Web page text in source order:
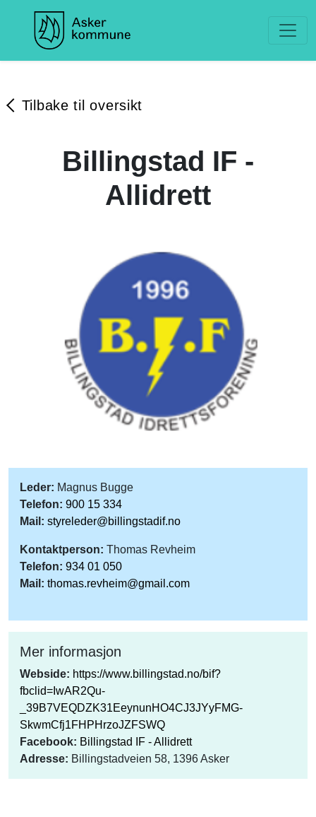
Tilbake til oversikt
Billingstad IF -
Allidrett
Leder: Magnus Bugge
Telefon: 900 15 334
Mail: styreleder@billingstadif.no
Kontaktperson: Thomas Revheim
Telefon: 934 01 050
Mail: thomas.revheim@gmail.com
Mer informasjon
Webside: https://www.billingstad.no/bif?
fbclid=IwAR2Qu-
_39B7VEQDZK31EeynunHO4CJ3JYyFMG-
SkwmCfj1FHPHrzoJZFSWQ
Facebook: Billingstad IF - Allidrett
Adresse: Billingstadveien 58, 1396 Asker